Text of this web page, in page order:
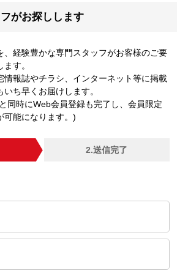
がお探しします
、経験豊かな専門スタッフがお客様のご要
す。
情報誌やチラシ、インターネット等に掲載
ち早くお届けします。
同時にWeb会員登録も完了し、会員限定
可能になります。)
2.送信完了